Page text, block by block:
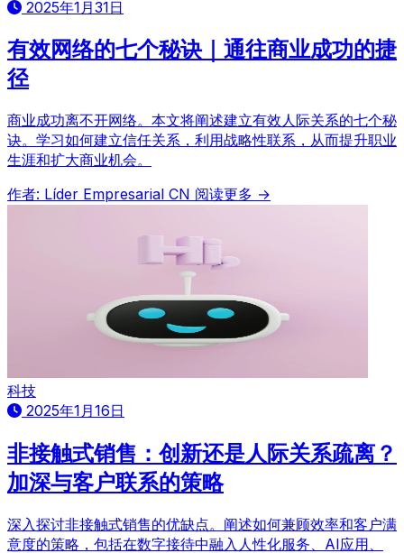
2025年1月31日
有效网络的七个秘诀｜通往商业成功的捷
径
商业成功离不开网络。本文将阐述建立有效人际关系的七个秘
诀。学习如何建立信任关系，利用战略性联系，从而提升职业
生涯和扩大商业机会。
作者: Líder Empresarial CN 阅读更多 →
科技
2025年1月16日
非接触式销售：创新还是人际关系疏离？
加深与客户联系的策略
深入探讨非接触式销售的优缺点。阐述如何兼顾效率和客户满
意度的策略，包括在数字接待中融入人性化服务、AI应用、